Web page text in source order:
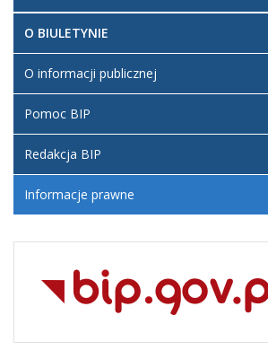
O BIULETYNIE
O informacji publicznej
Pomoc BIP
Redakcja BIP
Informacje prawne